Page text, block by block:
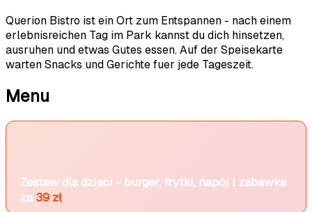
Querion Bistro ist ein Ort zum Entspannen - nach einem
erlebnisreichen Tag im Park kannst du dich hinsetzen,
ausruhen und etwas Gutes essen. Auf der Speisekarte
warten Snacks und Gerichte fuer jede Tageszeit.
Menu
Zestaw dla dzieci - burger, frytki, napój i zabawka
za39 zł